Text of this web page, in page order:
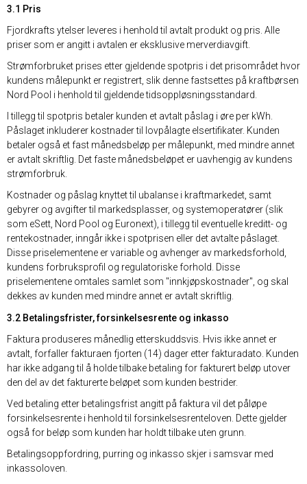
3.1 Pris
Fjordkrafts ytelser leveres i henhold til avtalt produkt og pris. Alle
priser som er angitt i avtalen er eksklusive merverdiavgift.
Strømforbruket prises etter gjeldende spotpris i det prisområdet hvor
kundens målepunkt er registrert, slik denne fastsettes på kraftbørsen
Nord Pool i henhold til gjeldende tidsoppløsningsstandard.
I tillegg til spotpris betaler kunden et avtalt påslag i øre per kWh.
Påslaget inkluderer kostnader til lovpålagte elsertifikater. Kunden
betaler også et fast månedsbeløp per målepunkt, med mindre annet
er avtalt skriftlig. Det faste månedsbeløpet er uavhengig av kundens
strømforbruk.
Kostnader og påslag knyttet til ubalanse i kraftmarkedet, samt
gebyrer og avgifter til markedsplasser, og systemoperatører (slik
som eSett, Nord Pool og Euronext), i tillegg til eventuelle kreditt- og
rentekostnader, inngår ikke i spotprisen eller det avtalte påslaget.
Disse priselementene er variable og avhenger av markedsforhold,
kundens forbruksprofil og regulatoriske forhold. Disse
priselementene omtales samlet som "innkjøpskostnader", og skal
dekkes av kunden med mindre annet er avtalt skriftlig.
3.2 Betalingsfrister, forsinkelsesrente og inkasso
Faktura produseres månedlig etterskuddsvis. Hvis ikke annet er
avtalt, forfaller fakturaen fjorten (14) dager etter fakturadato. Kunden
har ikke adgang til å holde tilbake betaling for fakturert beløp utover
den del av det fakturerte beløpet som kunden bestrider.
Ved betaling etter betalingsfrist angitt på faktura vil det påløpe
forsinkelsesrente i henhold til forsinkelsesrenteloven. Dette gjelder
også for beløp som kunden har holdt tilbake uten grunn.
Betalingsoppfordring, purring og inkasso skjer i samsvar med
inkassoloven.